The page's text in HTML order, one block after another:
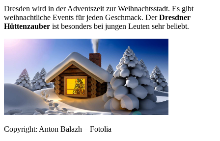
Dresden wird in der Adventszeit zur Weihnachtsstadt. Es gibt
weihnachtliche Events für jeden Geschmack. DerDresdner
Hüttenzauber ist besonders bei jungen Leuten sehr beliebt.
Copyright: Anton Balazh – Fotolia